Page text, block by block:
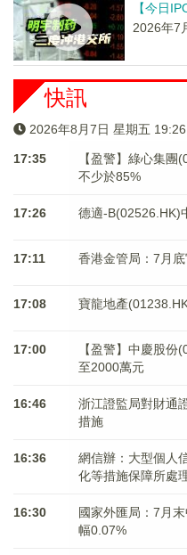
【今日
2026年7
快訊
2026年8月7日 星期五
17:35
【盈警】綠心集
不少於85%
17:26 德適-B(02526.HK)
17:11 香港金管局：7月
17:08 寶龍地產
17:00
【盈警】中慶股
至2000萬元
16:46
浙江證監局對財通
措施
16:36
網信辦：大型個人
化等措施保障所處
16:30
國家外匯局：7月
幅0.07%